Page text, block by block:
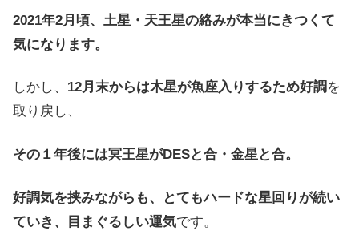
2021年2月頃、土星・天王星の絡みが本当にきつくて
気になります。
しかし、 12月末からは木星が魚座入りするため好調 を
取り戻し、
その１年後には冥王星がDESと合・金星と合。
好調気を挟みながらも、とてもハードな星回りが続い
ていき、目まぐるしい運気です。